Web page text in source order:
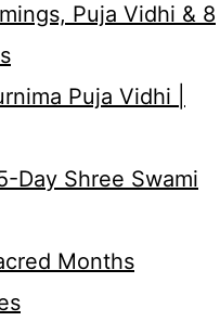
Puja Vidhi & 8
Puja Vidhi |
Day Shree Swami
Months